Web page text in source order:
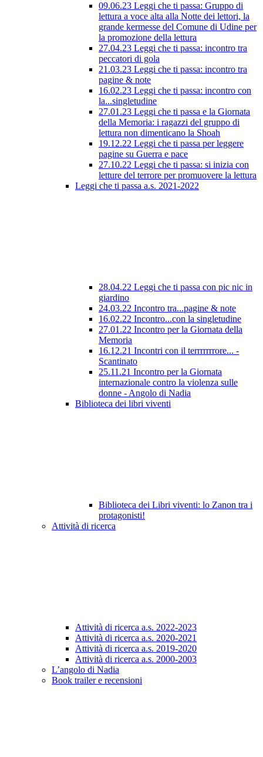
09.06.23 Leggi che ti passa: Gruppo di
lettura a voce alta alla Notte dei lettori, la
grande kermesse del Comune di Udine per
la promozione della lettura
27.04.23 Leggi che ti passa: incontro tra
peccatori di gola
21.03.23 Leggi che ti passa: incontro tra
pagine & note
16.02.23 Leggi che ti passa: incontro con
la...singletudine
27.01.23 Leggi che ti passa e la Giornata
della Memoria: i ragazzi del gruppo di
lettura non dimenticano la Shoah
19.12.22 Leggi che ti passa per leggere
pagine su Guerra e pace
27.10.22 Leggi che ti passa: si inizia con
letture del terrore per promuovere la lettura
Leggi che ti passa a.s. 2021-2022
28.04.22 Leggi che ti passa con pic nic in
giardino
24.03.22 Incontro tra...pagine & note
16.02.22 Incontro...con la singletudine
27.01.22 Incontro per la Giornata della
Memoria
16.12.21 Incontri con il terrrrrrrore... -
Scantinato
25.11.21 Incontro per la Giornata
internazionale contro la violenza sulle
donne - Angolo di Nadia
Biblioteca dei libri viventi
Biblioteca dei Libri viventi: lo Zanon tra i
protagonisti!
Attività di ricerca
Attività di ricerca a.s. 2022-2023
Attività di ricerca a.s. 2020-2021
Attività di ricerca a.s. 2019-2020
Attività di ricerca a.s. 2000-2003
L’angolo di Nadia
Book trailer e recensioni